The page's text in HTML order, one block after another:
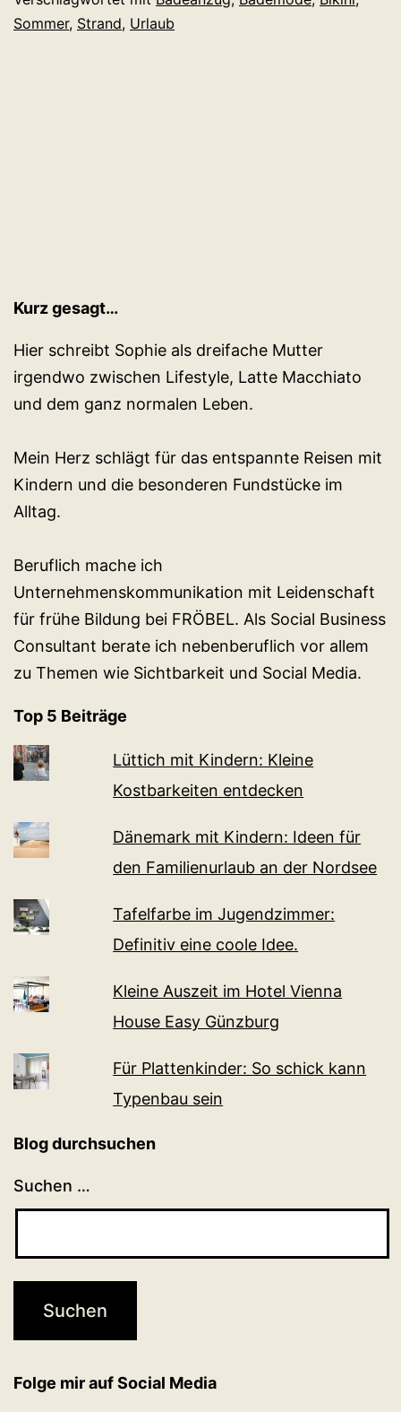
Sommer, Strand, Urlaub
Kurz gesagt…
Hier schreibt Sophie als dreifache Mutter
irgendwo zwischen Lifestyle, Latte Macchiato
und dem ganz normalen Leben.
Mein Herz schlägt für das entspannte Reisen mit
Kindern und die besonderen Fundstücke im
Alltag.
Beruflich mache ich
Unternehmenskommunikation mit Leidenschaft
für frühe Bildung bei FRÖBEL. Als Social Business
Consultant berate ich nebenberuflich vor allem
zu Themen wie Sichtbarkeit und Social Media.
Top 5 Beiträge
Lüttich mit Kindern: Kleine
Kostbarkeiten entdecken
Dänemark mit Kindern: Ideen für
den Familienurlaub an der Nordsee
Tafelfarbe im Jugendzimmer:
Definitiv eine coole Idee.
Kleine Auszeit im Hotel Vienna
House Easy Günzburg
Für Plattenkinder: So schick kann
Typenbau sein
Blog durchsuchen
Suchen …
Folge mir auf Social Media